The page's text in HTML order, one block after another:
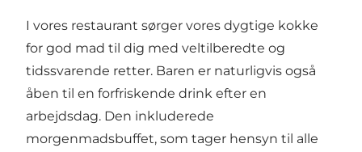
I vores restaurant sørger vores dygtige kokke
for god mad til dig med veltilberedte og
tidssvarende retter. Baren er naturligvis også
åben til en forfriskende drink efter en
arbejdsdag. Den inkluderede
morgenmadsbuffet, som tager hensyn til alle